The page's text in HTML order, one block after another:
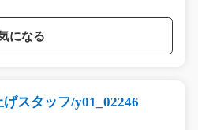
になる
スタッフ/y01_02246